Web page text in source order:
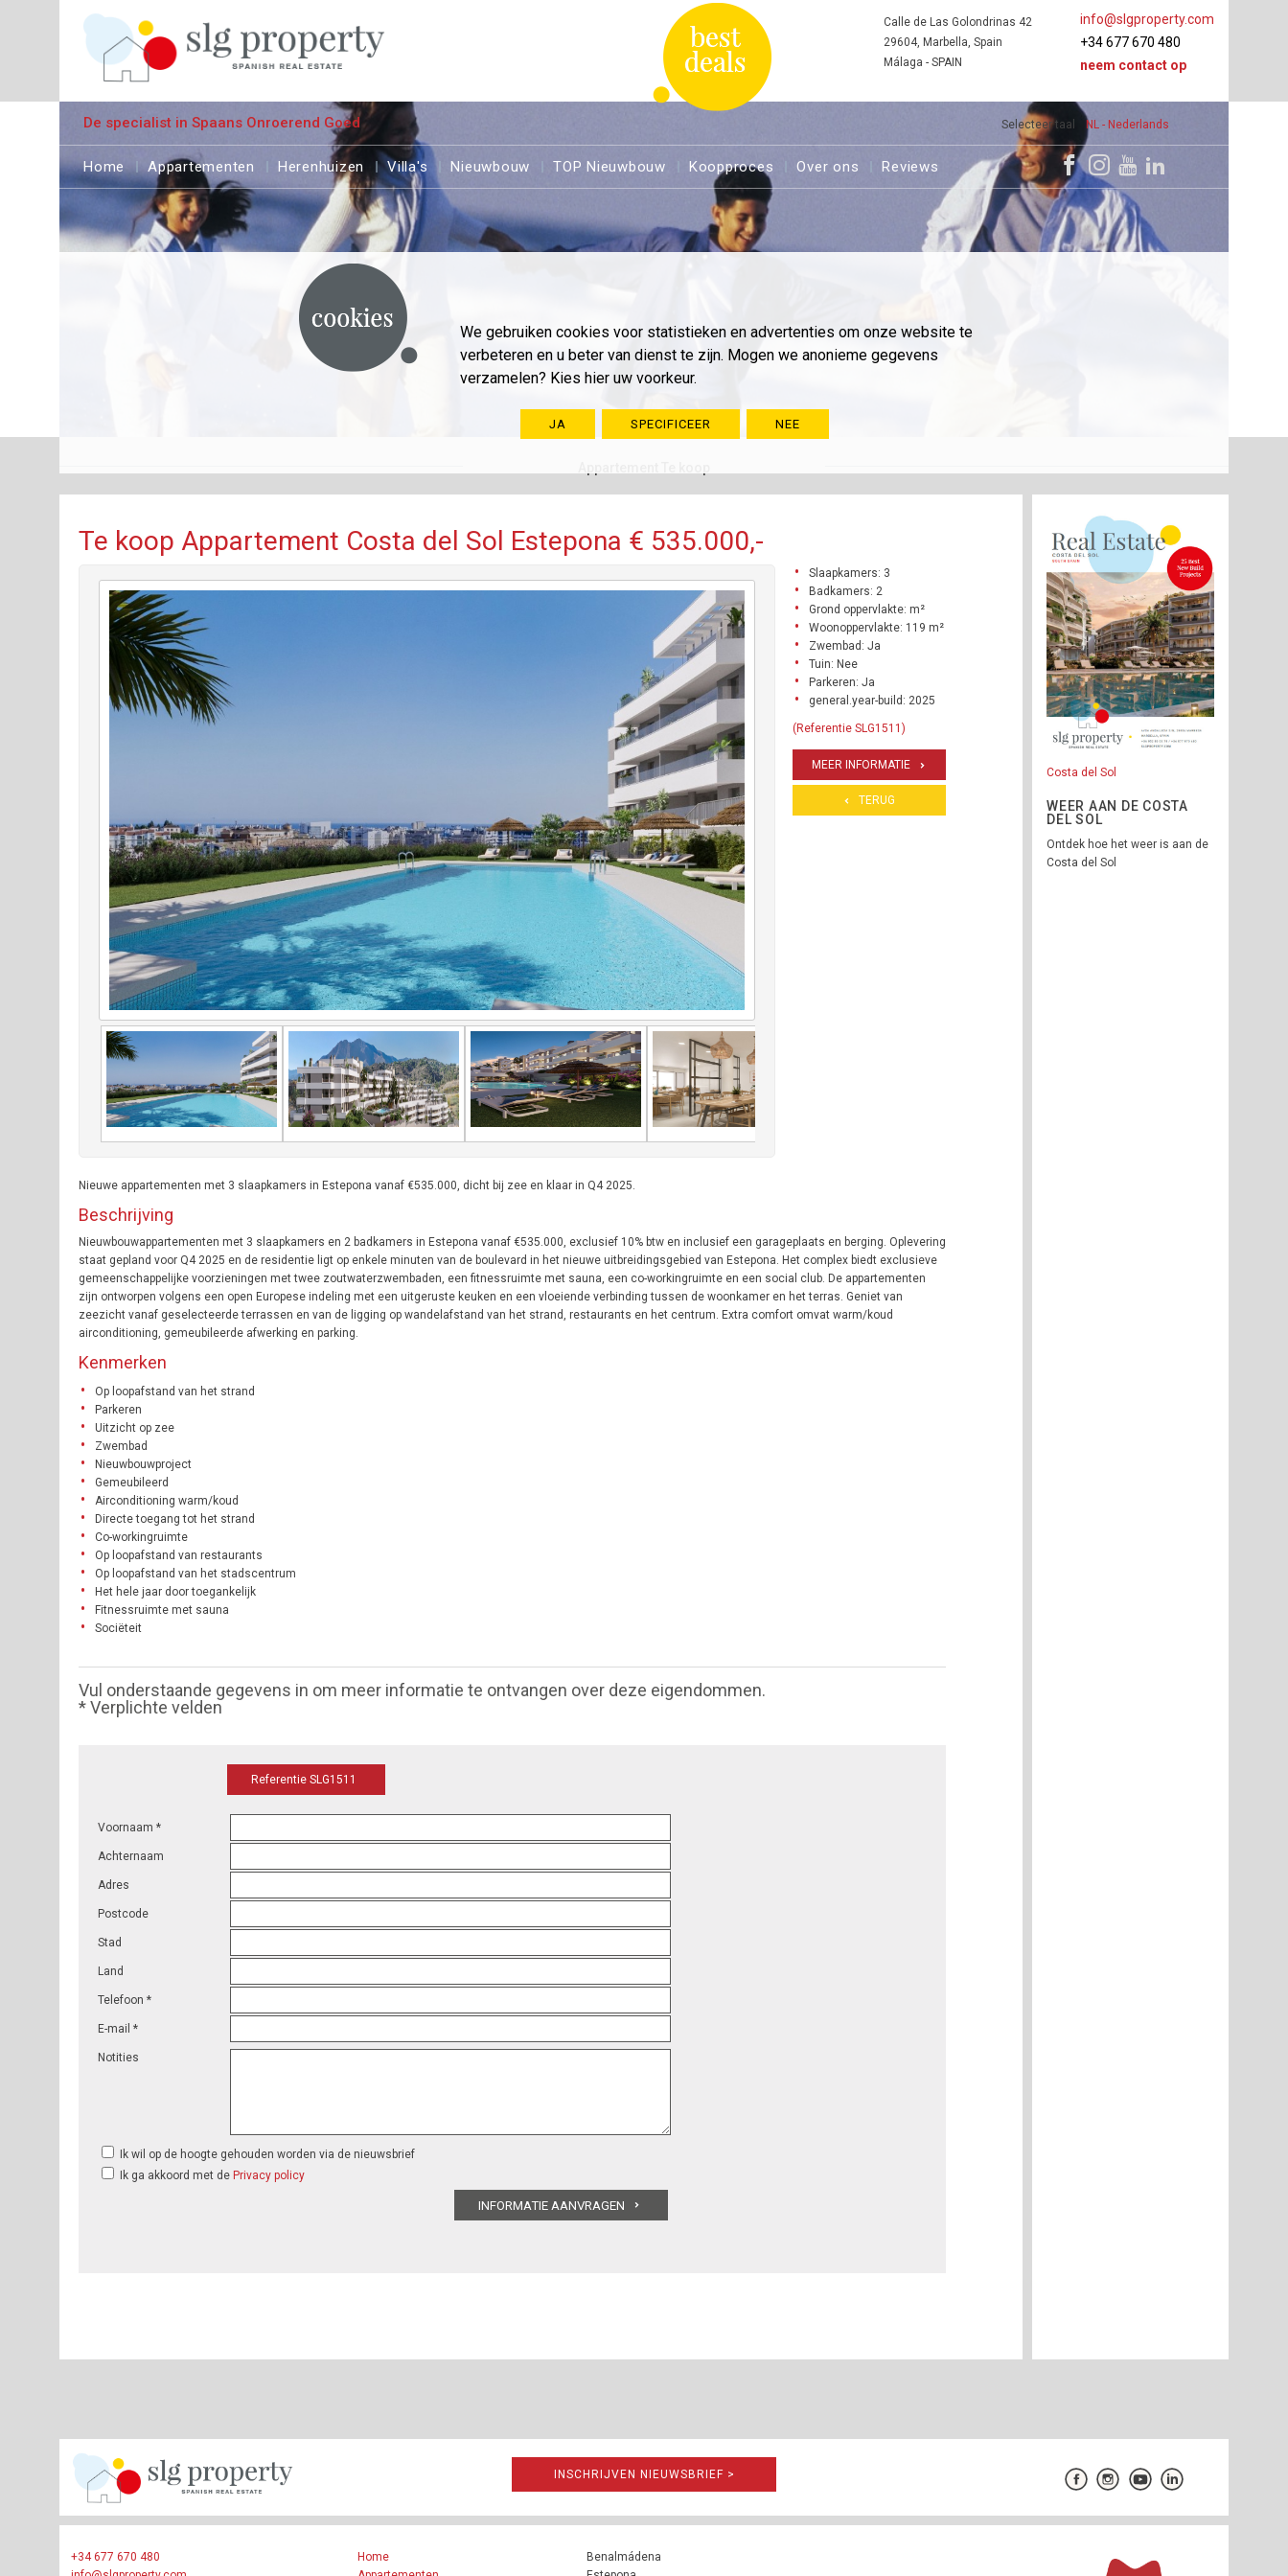
We gebruiken cookies voor statistieken en advertenties om onze website te
verbeteren en u beter van dienst te zijn. Mogen we anonieme gegevens
verzamelen? Kies hier uw voorkeur.
JA SPECIFICEER NEE
Selecteer taal NL - Nederlands
info@slgproperty.com
+34 677 670 480
neem contact op
Calle de Las Golondrinas 42
29604, Marbella, Spain
Málaga - SPAIN
De specialist in Spaans Onroerend Goed
Home Appartementen Herenhuizen Villa's Nieuwbouw TOP Nieuwbouw Koopproces Over ons Reviews
Te koop Appartement Costa del Sol Estepona € 535.000,-
Slaapkamers: 3
Badkamers: 2
Grond oppervlakte: m²
Woonoppervlakte: 119 m²
Zwembad: Ja
Tuin: Nee
Parkeren: Ja
general.year-build: 2025
(Referentie SLG1511)
MEER INFORMATIE
TERUG
Nieuwe appartementen met 3 slaapkamers in Estepona vanaf €535.000, dicht bij zee en klaar in Q4 2025.
Beschrijving
Nieuwbouwappartementen met 3 slaapkamers en 2 badkamers in Estepona vanaf €535.000, exclusief 10% btw en inclusief een garageplaats en berging. Oplevering
staat gepland voor Q4 2025 en de residentie ligt op enkele minuten van de boulevard in het nieuwe uitbreidingsgebied van Estepona. Het complex biedt exclusieve
gemeenschappelijke voorzieningen met twee zoutwaterzwembaden, een fitnessruimte met sauna, een co-workingruimte en een social club. De appartementen
zijn ontworpen volgens een open Europese indeling met een uitgeruste keuken en een vloeiende verbinding tussen de woonkamer en het terras. Geniet van
zeezicht vanaf geselecteerde terrassen en van de ligging op wandelafstand van het strand, restaurants en het centrum. Extra comfort omvat warm/koud
airconditioning, gemeubileerde afwerking en parking.
Kenmerken
Op loopafstand van het strand
Parkeren
Uitzicht op zee
Zwembad
Nieuwbouwproject
Gemeubileerd
Airconditioning warm/koud
Directe toegang tot het strand
Co-workingruimte
Op loopafstand van restaurants
Op loopafstand van het stadscentrum
Het hele jaar door toegankelijk
Fitnessruimte met sauna
Sociëteit
Vul onderstaande gegevens in om meer informatie te ontvangen over deze eigendommen.
* Verplichte velden
Referentie SLG1511
Voornaam *
Achternaam
Adres
Postcode
Stad
Land
Telefoon *
E-mail *
Notities
Ik wil op de hoogte gehouden worden via de nieuwsbrief
Ik ga akkoord met de Privacy policy
Costa del Sol
WEER AAN DE COSTA
DEL SOL
Ontdek hoe het weer is aan de
Costa del Sol
INSCHRIJVEN NIEUWSBRIEF >
+34 677 670 480
Home
Benalmádena